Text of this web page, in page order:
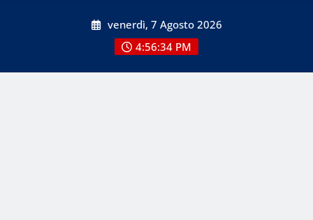
venerdì, 7 Agosto 2026
4:56:34 PM